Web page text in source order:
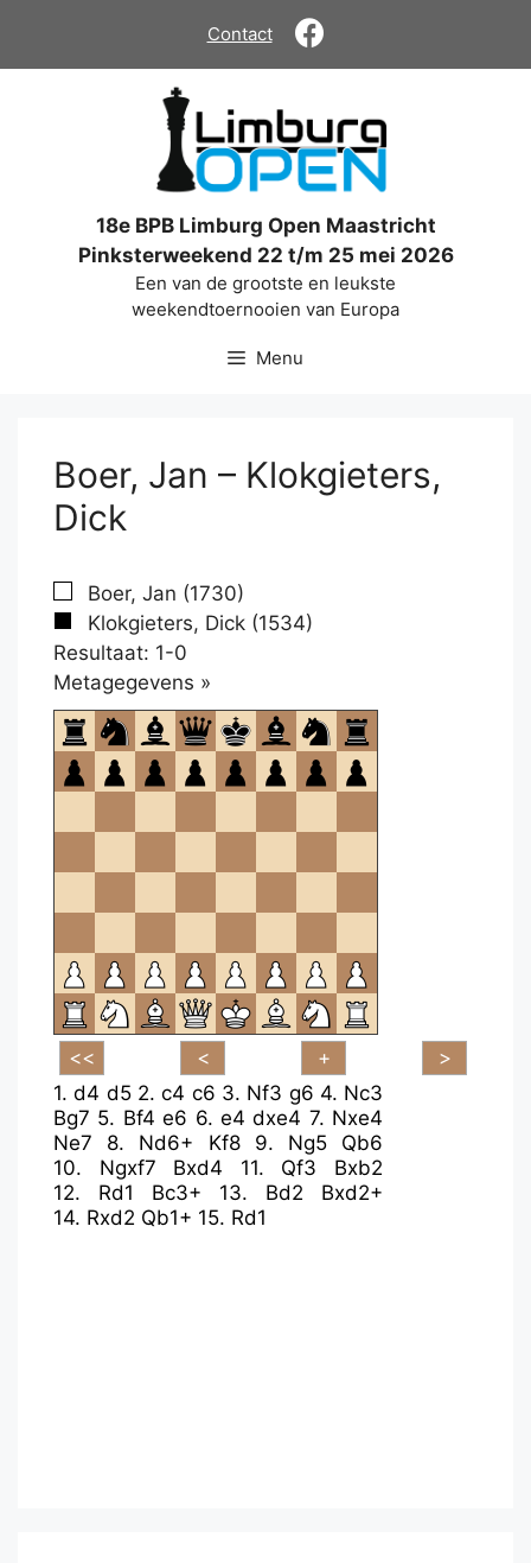
de
Contact
18e BPB Limburg Open Maastricht
Pinksterweekend 22 t/m 25 mei 2026
Een van de grootste en leukste
weekendtoernooien van Europa
Menu
Boer, Jan – Klokgieters,
Dick
Boer, Jan (1730)
Klokgieters, Dick (1534)
Resultaat: 1-0
Metagegevens »
om
te
openen.
1.d4 d5 2.c4 c6 3. Nf3 g6 4. Nc3
Bg7 5. Bf4 e6 6. e4 dxe4 7. Nxe4
Ne7
8. Nd6+ Kf8 9. Ng5
Qb6
10. Ngxf7 Bxd4 11. Qf3
Bxb2
12. Rd1 Bc3+ 13. Bd2
Bxd2+
14. Rxd2 Qb1+ 15. Rd1